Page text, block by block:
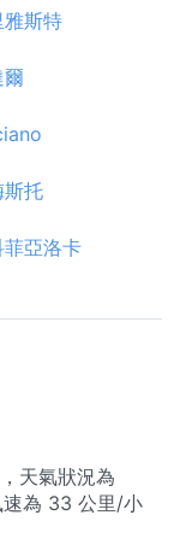
斯特
托
亞洛卡
天氣狀況為
為 33 公里/小